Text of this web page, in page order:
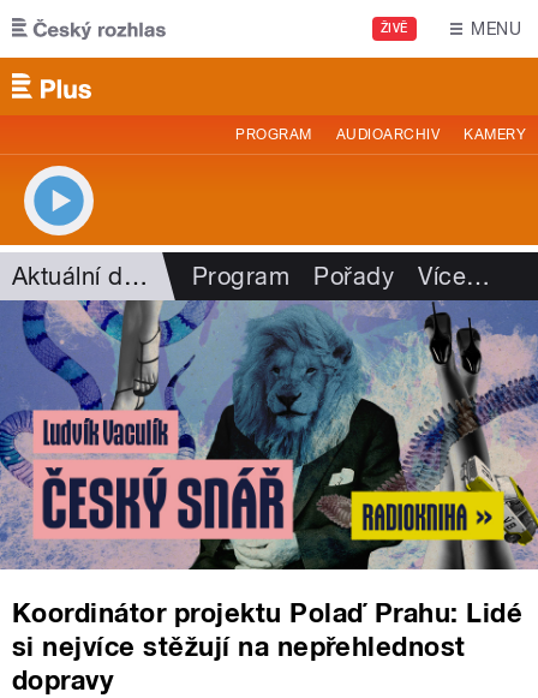
Přejít k hlavnímu obsahu
ŽIVĚ MENU
PROGRAM AUDIOARCHIV KAMERY
Aktuální dění Program Pořady Více…
Koordinátor projektu Polaď Prahu: Lidé
si nejvíce stěžují na nepřehlednost
dopravy